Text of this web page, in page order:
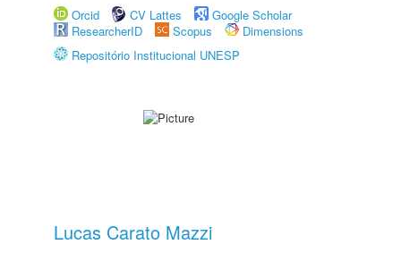
Orcid
CV Lattes
Google Scholar
ResearcherID
Scopus
Dimensions
Repositório Institucional UNESP
Lucas Carato Mazzi